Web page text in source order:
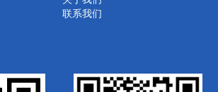
联系我们